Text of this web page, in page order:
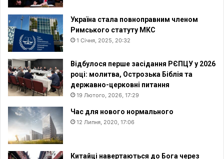
Україна стала повноправним членом
Римського статуту МКС
1 Січня, 2025, 20:32
Відбулося перше засідання РЄПЦУ у 2026
році: молитва, Острозька Біблія та
державно-церковні питання
19 Лютого, 2026, 17:29
Час для нового нормального
12 Липня, 2020, 17:06
Китайці навертаються до Бога через